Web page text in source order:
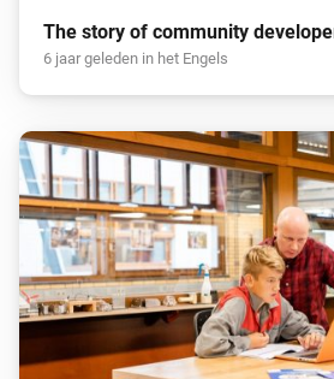
The story of community
6 jaar geleden in het Engels